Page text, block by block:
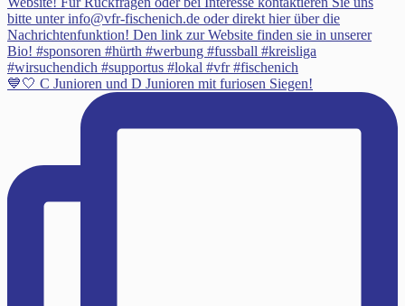
💙🤍 C Junioren und D Junioren mit furiosen Siegen!